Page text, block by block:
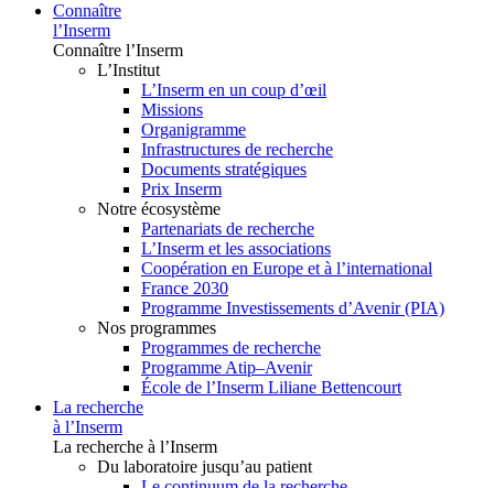
Connaître
l’Inserm
Connaître l’Inserm
L’Institut
L’Inserm en un coup d’œil
Missions
Organigramme
Infrastructures de recherche
Documents stratégiques
Prix Inserm
Notre écosystème
Partenariats de recherche
L’Inserm et les associations
Coopération en Europe et à l’international
France 2030
Programme Investissements d’Avenir (PIA)
Nos programmes
Programmes de recherche
Programme Atip–Avenir
École de l’Inserm Liliane Bettencourt
La recherche
à l’Inserm
La recherche à l’Inserm
Du laboratoire jusqu’au patient